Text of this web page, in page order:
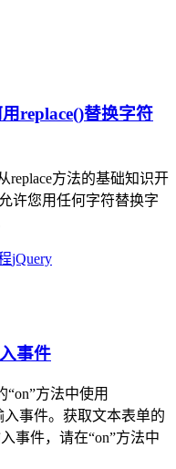
replace()替换字符
replace方法的基础知识开
许您用任何字符替换字
jQuery
事件
方法中使用
入事件。获取文本表单的
事件，请在“on”方法中